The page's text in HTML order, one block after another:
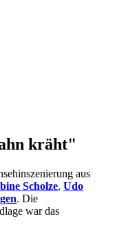
kräht"
aus
Scholze, Udo
. Die
war das